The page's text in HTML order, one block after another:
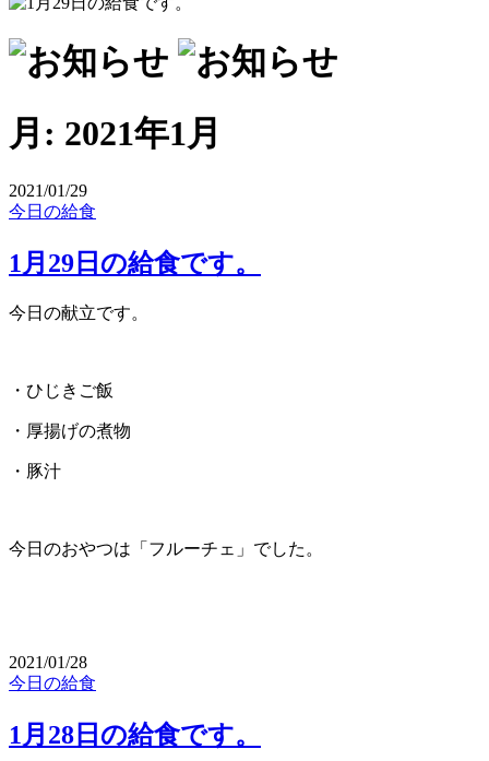
月: 2021年1月
2021/01/29
今日の給食
1月29日の給食です。
今日の献立です。
・ひじきご飯
・厚揚げの煮物
・豚汁
今日のおやつは「フルーチェ」でした。
2021/01/28
今日の給食
1月28日の給食です。